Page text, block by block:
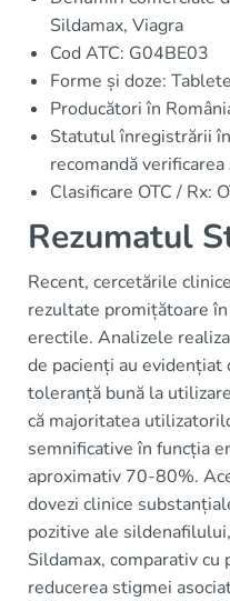
Sildamax, Viagra
Cod ATC: G04BE03
Forme și doze:
Producători în
Statutul înregistrării
recomandă
Clasificare OTC / Rx:
Rezumatul
Recent, cercetările
rezultate promițătoare
erectile. Analizele
de pacienți au evidențiat
toleranță bună la
că majoritatea
semnificative în funcția
aproximativ 70-80%.
dovezi clinice
pozitive ale
Sildamax, comparativ
reducerea stigmei